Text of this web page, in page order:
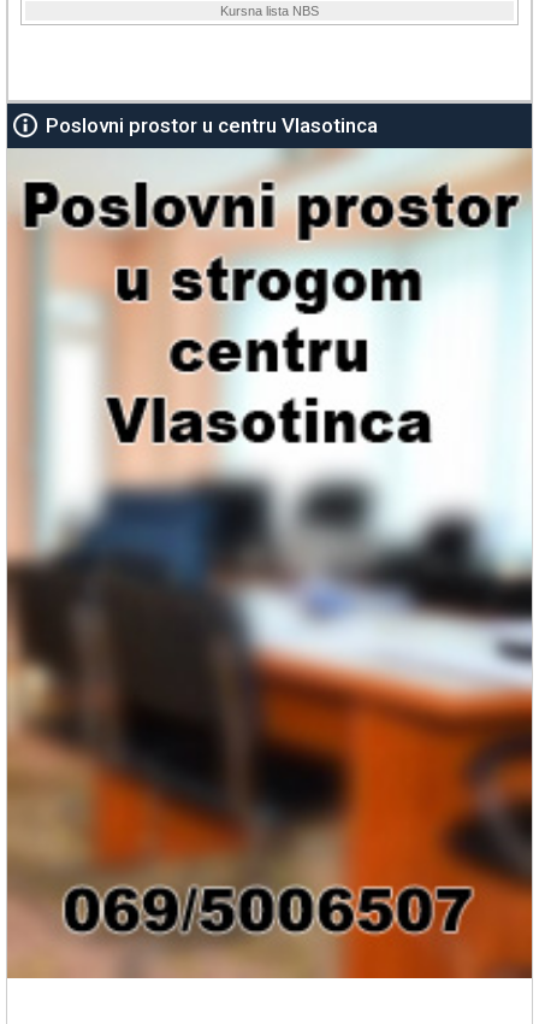
Poslovni prostor u centru Vlasotinca